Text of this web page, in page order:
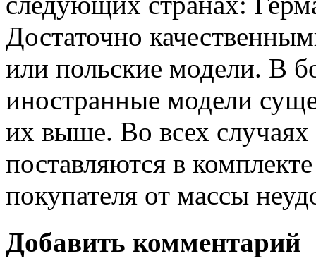
Достаточно
или польские модели. В
иностранные модели
их выше. Во всех
поставляются в
покупателя от массы
Добавить комментарий